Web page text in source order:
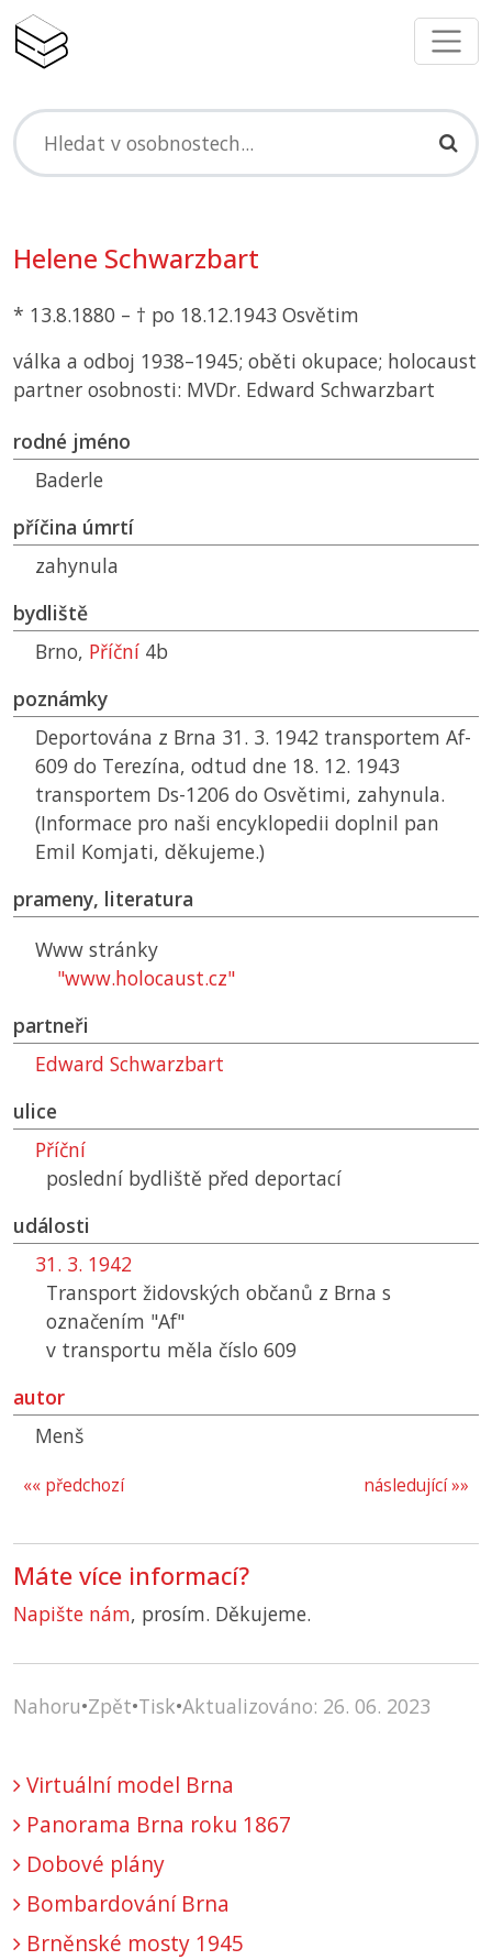
Helene Schwarzbart
* 13.8.1880 – † po 18.12.1943 Osvětim
válka a odboj 1938–1945; oběti okupace; holocaust
partner osobnosti: MVDr. Edward Schwarzbart
rodné jméno
Baderle
příčina úmrtí
zahynula
bydliště
Brno, Příční 4b
poznámky
Deportována z Brna 31. 3. 1942 transportem Af-
609 do Terezína, odtud dne 18. 12. 1943
transportem Ds-1206 do Osvětimi, zahynula.
(Informace pro naši encyklopedii doplnil pan
Emil Komjati, děkujeme.)
prameny, literatura
Www stránky
"www.holocaust.cz"
partneři
Edward Schwarzbart
ulice
Příční
poslední bydliště před deportací
události
31. 3. 1942
Transport židovských občanů z Brna s
označením "Af"
v transportu měla číslo 609
autor
Menš
následující »»
«« předchozí
Máte více informací?
Napište nám, prosím. Děkujeme.
Nahoru•Zpět•Tisk•Aktualizováno: 26. 06. 2023
Virtuální model Brna
Panorama Brna roku 1867
Dobové plány
Bombardování Brna
Brněnské mosty 1945